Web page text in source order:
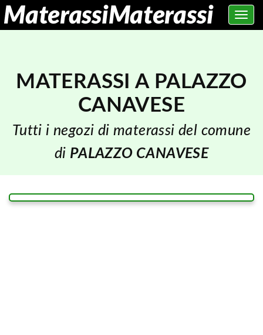
Toggle
MATERASSI A PALAZZO
CANAVESE
Tutti i negozi di materassi del comune
di PALAZZO CANAVESE